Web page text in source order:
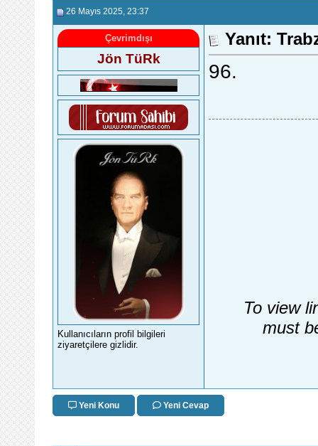
26 Mayıs 2025 , 23:37
Çevrimdışı
Jön TüRk
Kullanıcıların profil bilgileri
ziyaretçilere gizlidir.
Yanıt:
96.
To view
must
Yeni Konu Yeni Cevap